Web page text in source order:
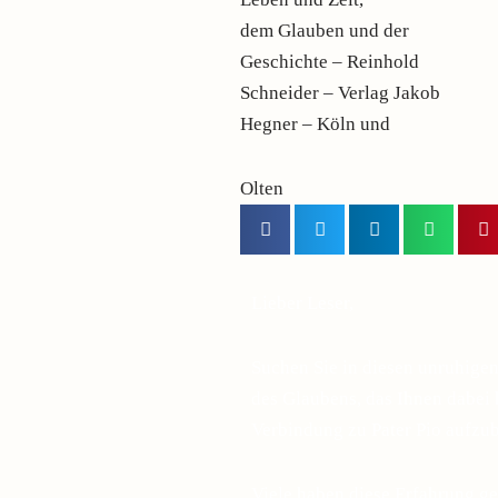
dem Glauben und der
Geschichte – Reinhold
Schneider – Verlag Jakob
Hegner – Köln und
Olten